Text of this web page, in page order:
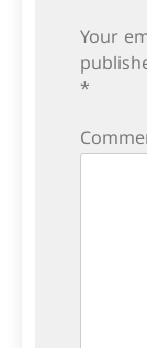
Your
*